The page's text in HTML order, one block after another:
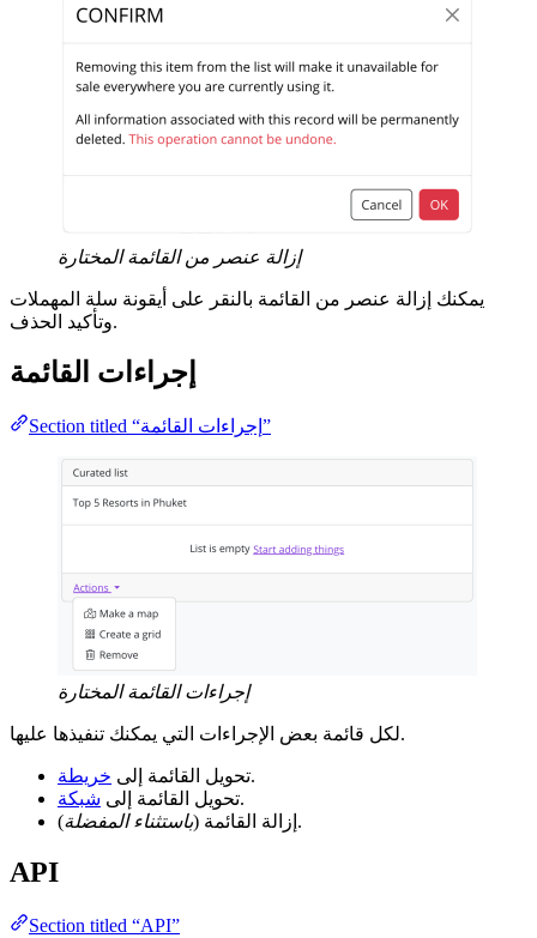
إزالة عنصر من القائمة المختارة
يمكنك إزالة عنصر من القائمة بالنقر على أيقونة سلة المهملات
وتأكيد الحذف.
إجراءات القائمة
Section titled “إجراءات القائمة”
إجراءات القائمة المختارة
لكل قائمة بعض الإجراءات التي يمكنك تنفيذها عليها.
تحويل القائمة إلى خريطة
.
تحويل القائمة إلى شبكة
.
إزالة القائمة (باستثناء المفضلة ).
API
Section titled “API”